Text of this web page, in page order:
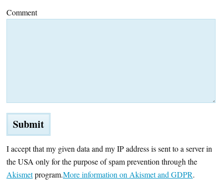
Comment
I accept that my given data and my IP address is sent to a server in
the USA only for the purpose of spam prevention through the
Akismetprogram.More information on Akismet and GDPR.